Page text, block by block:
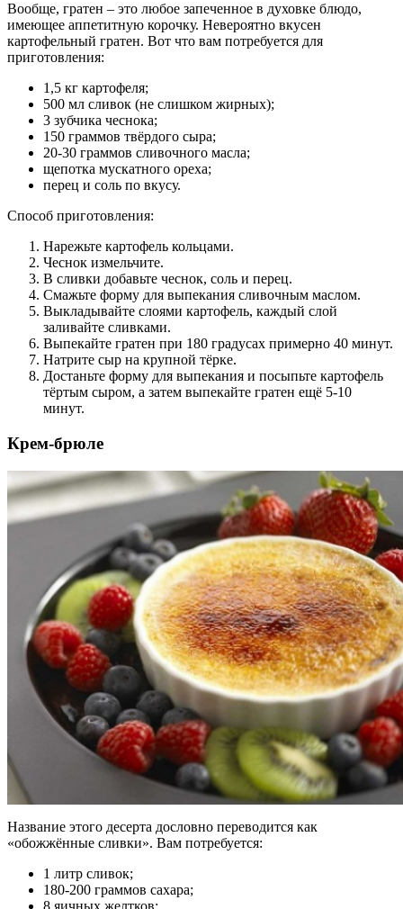
Вообще, гратен – это любое запеченное в духовке блюдо,
имеющее аппетитную корочку. Невероятно вкусен
картофельный гратен. Вот что вам потребуется для
приготовления:
1,5 кг картофеля;
500 мл сливок (не слишком жирных);
3 зубчика чеснока;
150 граммов твёрдого сыра;
20-30 граммов сливочного масла;
щепотка мускатного ореха;
перец и соль по вкусу.
Способ приготовления:
Нарежьте картофель кольцами.
Чеснок измельчите.
В сливки добавьте чеснок, соль и перец.
Смажьте форму для выпекания сливочным маслом.
Выкладывайте слоями картофель, каждый слой
заливайте сливками.
Выпекайте гратен при 180 градусах примерно 40 минут.
Натрите сыр на крупной тёрке.
Достаньте форму для выпекания и посыпьте картофель
тёртым сыром, а затем выпекайте гратен ещё 5-10
минут.
Крем-брюле
Название этого десерта дословно переводится как
«обожжённые сливки». Вам потребуется:
1 литр сливок;
180-200 граммов сахара;
8 яичных желтков;